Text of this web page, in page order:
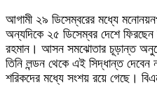
আগামী ২৯ ডিসেম্বরের মধ্যে
অন্যদিকে ২৫ ডিসেম্বর দেশে ফিরছেন
রহমান। আসন সমঝোতার চূড়ান্ত
তিনি লন্ডন থেকে এই সিদ্ধান্ত দেবেন
শরিকদের মধ্যে সংশয় রয়ে গেছে।